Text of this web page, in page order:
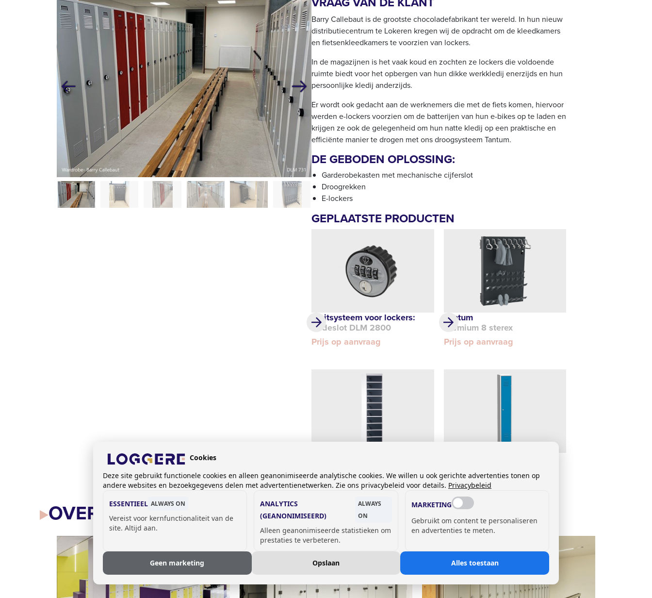
Vorige Volgende
Barry Callebaut is de grootste chocoladefabrikant ter wereld. In hun nieuw
distributiecentrum te Lokeren kregen wij de opdracht om de kleedkamers
en fietsenkleedkamers te voorzien van lockers.
In de magazijnen is het vaak koud en zochten ze lockers die voldoende
ruimte biedt voor het opbergen van hun dikke werkkledij enerzijds en hun
persoonlijke kledij anderzijds.
Er wordt ook gedacht aan de werknemers die met de fiets komen, hiervoor
werden e-lockers voorzien om de batterijen van hun e-bikes op te laden en
krijgen ze ook de gelegenheid om hun natte kledij op een praktische en
efficiënte manier te drogen met ons droogsysteem Tantum.
DE GEBODEN OPLOSSING:
Garderobekasten met mechanische cijferslot
Droogrekken
E-lockers
GEPLAATSTE PRODUCTEN
Sluitsysteem voor lockers:
Codeslot DLM 2800
Prijs op aanvraag
Tantum
Premium 8 sterex
Prijs op aanvraag
met stroomvoorziening
Prijs op aanvraag
Prijs op aanvraag
OVERIGE REFERENTIES
Cookies
Deze site gebruikt functionele cookies en alleen geanonimiseerde analytische cookies. We willen u ook gerichte advertenties tonen op
andere websites en bezoekgegevens delen met advertentienetwerken. Zie ons privacybeleid voor details. Privacybeleid
ESSENTIEEL ALWAYS ON
Vereist voor kernfunctionaliteit van de
site. Altijd aan.
ANALYTICS
(GEANONIMISEERD)
ALWAYS
ON
Alleen geanonimiseerde statistieken om
prestaties te verbeteren.
MARKETING
Gebruikt om content te personaliseren
en advertenties te meten.
Geen marketing Opslaan Alles toestaan